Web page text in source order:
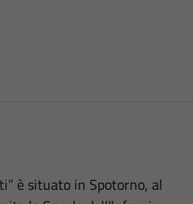
è situato in Spotorno, al